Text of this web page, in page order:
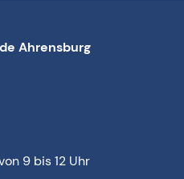
Ahrensburg
9 bis 12 Uhr